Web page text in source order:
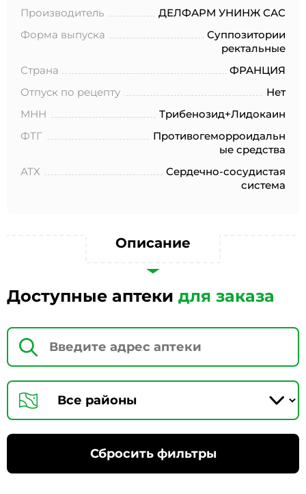
Производитель
ДЕЛФАРМ УНИНЖ САС
Форма выпуска
Суппозитории
ректальные
Страна
ФРАНЦИЯ
Отпуск по рецепту
Нет
МНН
Трибенозид+Лидокаин
ФТГ
Противогеморроидальн
ые средства
АТХ
Сердечно-сосудистая
система
Описание
Доступные аптеки для заказа
Сбросить фильтры
целей, определенных в Согласии на обработку